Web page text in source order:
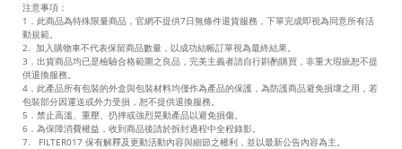
注意事項：
1．此商品為特殊限量商品，官網不提供7日無條件退貨服務，下單完成即視為同意所有活
動規範。
2. 加入購物車不代表保留商品數量，以成功結帳訂單視為最終結果。
3．出貨商品均已是檢驗合格範圍之良品，完美主義者請自行斟酌購買，非重大瑕疵恕不提
供退換服務。
4．此產品所有包裝的外盒與包裝材料均僅作為產品的保護，為防護商品避免損壞之用，若
包裝部分因運送或外力受損，恕不提供退換服務。
5．禁止高溫、重壓、扔摔或強烈晃動產品以避免損傷。
6．為保障消費權益，收到商品後請於拆封過程中全程錄影。
7. FILTER017 保有解釋及更動活動內容與細節之權利，並以最新公告內容為主。